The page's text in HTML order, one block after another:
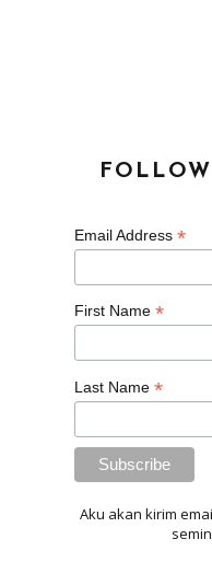
Email Address*
First Name*
Last Name*
Aku akan kirim